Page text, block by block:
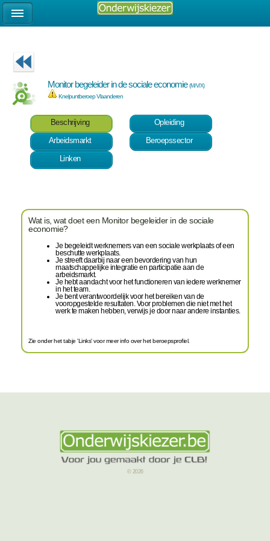
Monitor begeleider in de sociale economie(M/V/X)
Knelpuntberoep Vlaanderen
Beschrijving
Opleiding
Arbeidsmarkt
Beroepssector
Linken
Wat is, wat doet een Monitor begeleider in de sociale
economie?
Je begeleidt werknemers van een sociale werkplaats of een
beschutte werkplaats.
Je streeft daarbij naar een bevordering van hun
maatschappelijke integratie en participatie aan de
arbeidsmarkt.
Je hebt aandacht voor het functioneren van iedere werknemer
in het team.
Je bent verantwoordelijk voor het bereiken van de
vooropgestelde resultaten. Voor problemen die niet met het
werk te maken hebben, verwijs je door naar andere instanties.
Zie onder het tabje 'Links' voor meer info over het beroepsprofiel.
© 2026